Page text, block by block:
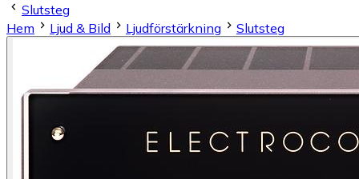
Slutsteg
Hem
Ljud & Bild Ljudförstärkning Slutsteg